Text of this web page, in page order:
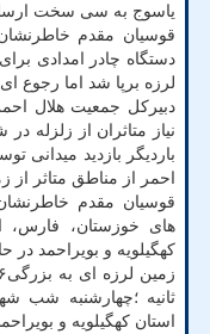
یاسوج به سی سخت
دستگاه چادر امدادی
لرزه برپا شد اما رجوع
دبیرکل جمعیت هلال
نیاز متاثران از
باردیگر بازدید میدانی
احمر از مناطق متاثر از
قوسیان مقدم
های خوزستان، فارس،
کهگیلویه و بویراحمد در
ثانیه ؛چهارشنبه شب
استان کهگیلویه و